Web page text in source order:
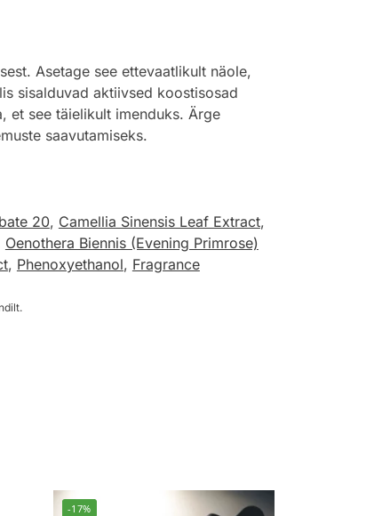
Asetage see ettevaatlikult näole,
sisalduvad aktiivsed koostisosad
et see täielikult imenduks. Ärge
saavutamiseks.
20, Camellia Sinensis Leaf Extract,
Oenothera Biennis (Evening Primrose)
, Phenoxyethanol, Fragrance
-17%